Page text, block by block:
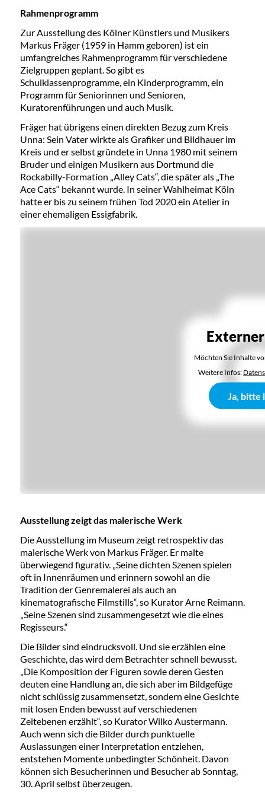
Rahmenprogramm
Zur Ausstellung des Kölner Künstlers und Musikers
Markus Fräger (1959 in Hamm geboren) ist ein
umfangreiches Rahmenprogramm für verschiedene
Zielgruppen geplant. So gibt es
Schulklassenprogramme, ein Kinderprogramm, ein
Programm für Seniorinnen und Senioren,
Kuratorenführungen und auch Musik.
Fräger hat übrigens einen direkten Bezug zum Kreis
Unna: Sein Vater wirkte als Grafiker und Bildhauer im
Kreis und er selbst gründete in Unna 1980 mit seinem
Bruder und einigen Musikern aus Dortmund die
Rockabilly-Formation „Alley Cats“, die später als „The
Ace Cats“ bekannt wurde. In seiner Wahlheimat Köln
hatte er bis zu seinem frühen Tod 2020 ein Atelier in
einer ehemaligen Essigfabrik.
Möchten Sie Inhalte
Weitere Infos:
Ja, bitte
Ausstellung zeigt das malerische Werk
Die Ausstellung im Museum zeigt retrospektiv das
malerische Werk von Markus Fräger. Er malte
überwiegend figurativ. „Seine dichten Szenen spielen
oft in Innenräumen und erinnern sowohl an die
Tradition der Genremalerei als auch an
kinematografische Filmstills“, so Kurator Arne Reimann.
„Seine Szenen sind zusammengesetzt wie die eines
Regisseurs.“
Die Bilder sind eindrucksvoll. Und sie erzählen eine
Geschichte, das wird dem Betrachter schnell bewusst.
„Die Komposition der Figuren sowie deren Gesten
deuten eine Handlung an, die sich aber im Bildgefüge
nicht schlüssig zusammensetzt, sondern eine Gesichte
mit losen Enden bewusst auf verschiedenen
Zeitebenen erzählt“, so Kurator Wilko Austermann.
Auch wenn sich die Bilder durch punktuelle
Auslassungen einer Interpretation entziehen,
entstehen Momente unbedingter Schönheit. Davon
können sich Besucherinnen und Besucher ab Sonntag,
30. April selbst überzeugen.